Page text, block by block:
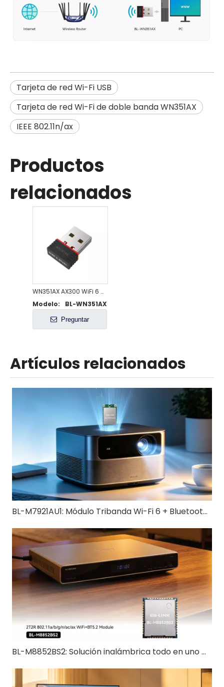
Tarjeta de red Wi-Fi USB
Tarjeta de red Wi-Fi de doble banda WN351AX
IEEE 802.11n/ax
Productos
relacionados
WN351AX AX300 WiFi 6 Adaptador Nano USB Inalámbrico
Modelo:
BL-WN351AX
Preguntar
Artículos relacionados
BL-M7921AU1: Módulo Tribanda Wi-Fi 6 + Bluetooth 5.4 USB 3.0 | Solución inalámbrica de alta velocidad para IoT y dispositivos industriales
BL-M8852BS2: Solución inalámbrica todo en uno WiFi 6 + Bluetooth 5.2